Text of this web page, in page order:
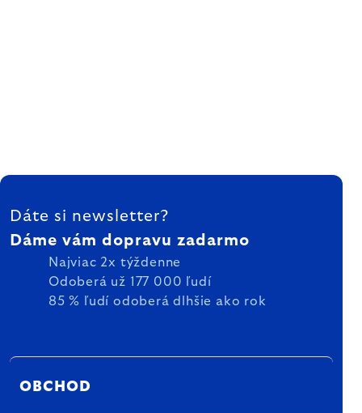
ZÁPÄTIE
Dáte si newsletter?
Dáme vám dopravu zadarmo
Najviac 2x týždenne
Odoberá už 177 000 ľudí
85 % ľudí odoberá dlhšie ako rok
OBCHOD